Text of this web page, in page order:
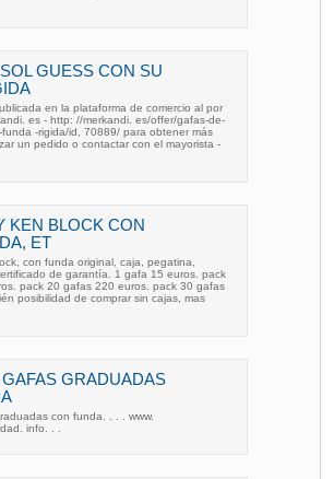
GUESS CON SU
en la plataforma de comercio al por
es - http: //merkandi. es/offer/gafas-de-
funda -rigida/id, 70889/ para obtener más
un pedido o contactar con el mayorista -
KEN BLOCK CON
ET
con funda original, caja, pegatina,
de garantía. 1 gafa 15 euros. pack
pack 20 gafas 220 euros. pack 30 gafas
posibilidad de comprar sin cajas, mas
GRADUADAS
con funda. . . . www.
info. . .